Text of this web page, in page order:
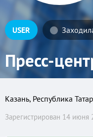
USER
Пресс-
Казань, Республика
Зарегистрирован 14 июня